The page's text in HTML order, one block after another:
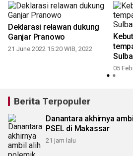
Deklarasi relawan dukung
Ganjar Pranowo
21 June 2022 15:20 WIB, 2022
05
Berita Terpopuler
Danantara akhirnya
PSEL di Makassar
21 jam lalu